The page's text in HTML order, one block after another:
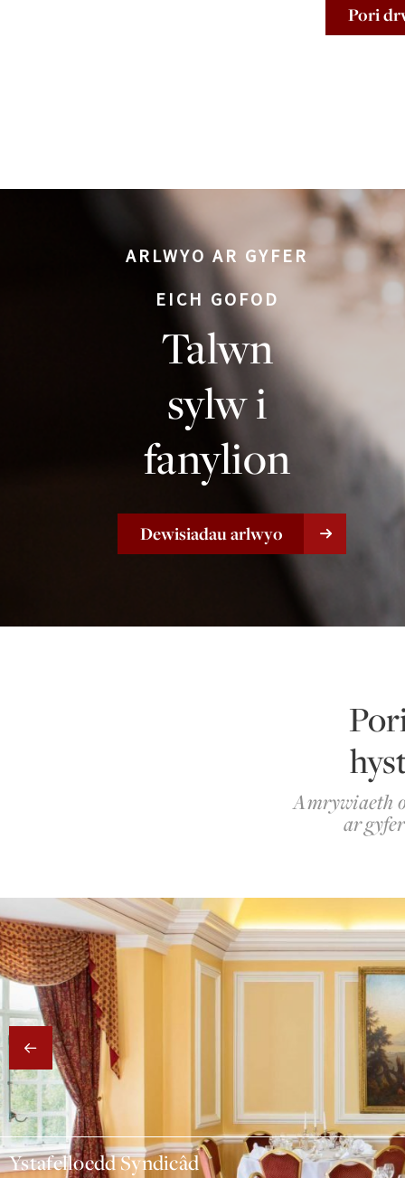
Pori
ARLWYO AR GYFER
EICH GOFOD
Talwn
sylw i
fanylion
Dewisiadau arlwyo
Amrywiaeth
ar
Ystafelloedd Syndicâd